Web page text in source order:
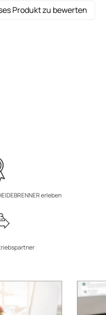
Produkt zu bewerten
erleben